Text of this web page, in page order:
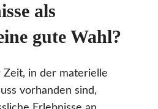
als
gute Wahl?
in der materielle
vorhanden sind,